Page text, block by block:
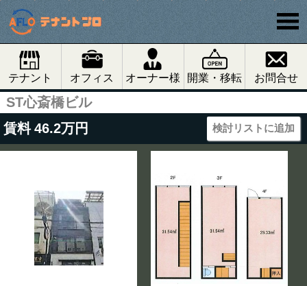
テナント オフィス オーナー様 開業・移転 お問合せ
ST心斎橋ビル
賃料 46.2万円 検討リストに追加